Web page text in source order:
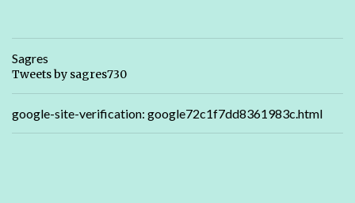
Sagres
Tweets by sagres730
google-site-verification: google72c1f7dd8361983c.html